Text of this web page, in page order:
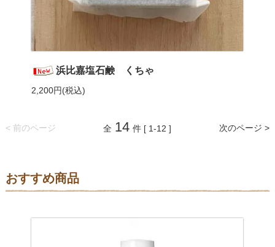
浜比嘉塩石鹸 くちゃ
2,200円(税込)
< 前のページ 次のページ >
全 14 件 [ 1-12 ]
おすすめ商品